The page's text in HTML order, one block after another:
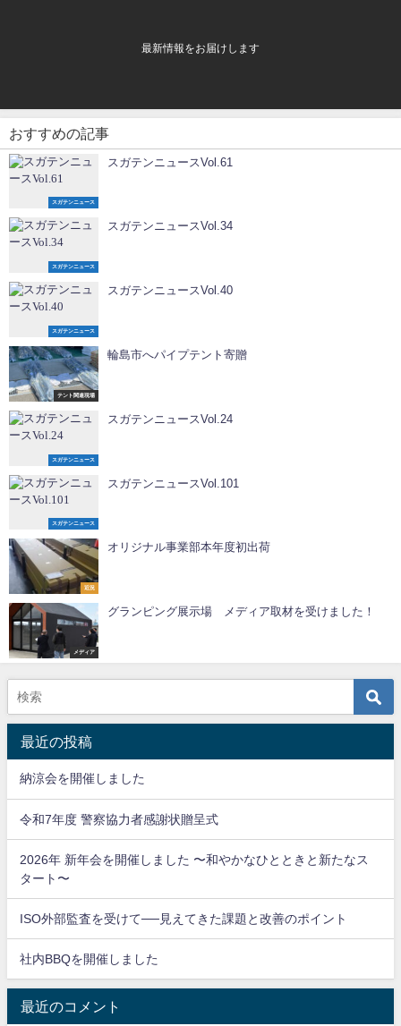
最新情報をお届けします
おすすめの記事
スガテンニュース
スガテンニュースVol.61
スガテンニュース
スガテンニュースVol.34
スガテンニュース
スガテンニュースVol.40
テント関連現場
輪島市へパイプテント寄贈
スガテンニュース
スガテンニュースVol.24
スガテンニュース
スガテンニュースVol.101
近況
オリジナル事業部本年度初出荷
メディア
グランピング展示場 メディア取材を受けました！
最近の投稿
納涼会を開催しました
令和7年度 警察協力者感謝状贈呈式
2026年 新年会を開催しました 〜和やかなひとときと新たなス
タート〜
ISO外部監査を受けて──見えてきた課題と改善のポイント
社内BBQを開催しました
最近のコメント